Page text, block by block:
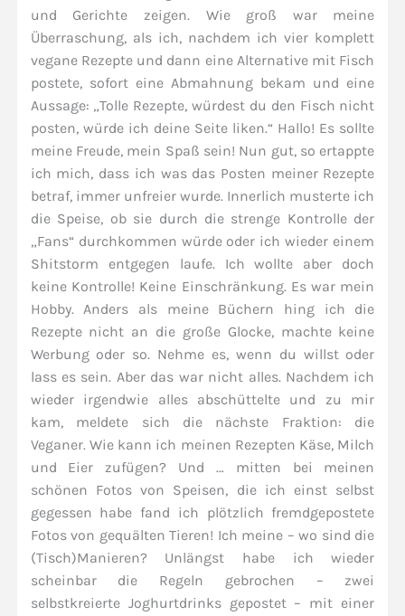
und Gerichte zeigen. Wie groß war meine
Überraschung, als ich, nachdem ich vier komplett
vegane Rezepte und dann eine Alternative mit Fisch
postete, sofort eine Abmahnung bekam und eine
Aussage: „Tolle Rezepte, würdest du den Fisch nicht
posten, würde ich deine Seite liken.“ Hallo! Es sollte
meine Freude, mein Spaß sein! Nun gut, so ertappte
ich mich, dass ich was das Posten meiner Rezepte
betraf, immer unfreier wurde. Innerlich musterte ich
die Speise, ob sie durch die strenge Kontrolle der
„Fans“ durchkommen würde oder ich wieder einem
Shitstorm entgegen laufe. Ich wollte aber doch
keine Kontrolle! Keine Einschränkung. Es war mein
Hobby. Anders als meine Büchern hing ich die
Rezepte nicht an die große Glocke, machte keine
Werbung oder so. Nehme es, wenn du willst oder
lass es sein. Aber das war nicht alles. Nachdem ich
wieder irgendwie alles abschüttelte und zu mir
kam, meldete sich die nächste Fraktion: die
Veganer. Wie kann ich meinen Rezepten Käse, Milch
und Eier zufügen? Und … mitten bei meinen
schönen Fotos von Speisen, die ich einst selbst
gegessen habe fand ich plötzlich fremdgepostete
Fotos von gequälten Tieren! Ich meine – wo sind die
(Tisch)Manieren? Unlängst habe ich wieder
scheinbar die Regeln gebrochen – zwei
selbstkreierte Joghurtdrinks gepostet – mit einer